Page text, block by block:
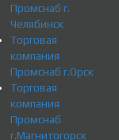
Промснаб г.
Челябинск
Торговая
компания
Промснаб г.Орск
Торговая
компания
Промснаб
г.Магнитогорск